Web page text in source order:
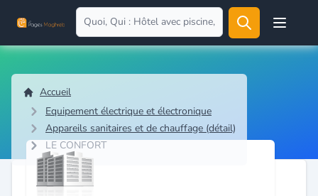
Open
Accueil
Equipement électrique et électronique
Appareils sanitaires et de chauffage (détail)
LE CONFORT